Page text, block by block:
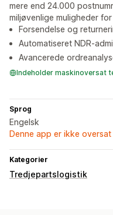
mere end 24.000
miljøvenlige muligheder
Forsendelse og
Automatiseret NDR-
Avancerede
Indeholder maskinoversat
Sprog
Engelsk
Denne app er ikke
Kategorier
Tredjepartslogistik